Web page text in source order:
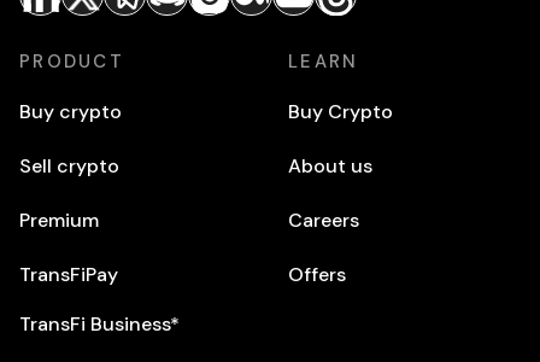
PRODUCT
Buy crypto
Sell crypto
Premium
TransFiPay
TransFi Business*
LEARN
Buy Crypto
About us
Careers
Offers